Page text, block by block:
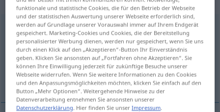
DVD-Brennerm
Übersicht aller Übersetzungen
(Für mehr Details die Übersetzung anklicken/antippen)
καυστήρας συσκευή εγγραφής
funktionale und statistische Cookies, die für den Betrieb der Webseite
und der statistischen Auswertung unserer Webseite erforderlich sind,
werden auf Grundlage unserer Vorauswahl immer auf Ihrem Endgerät
gespeichert. Marketing-Cookies und Cookies, die der Bereitstellung
personalisierter Werbung dienen, werden nur gespeichert, wenn Sie uns
durch einen Klick auf den „Akzeptieren“-Button Ihr Einverständnis
geben. Klicken Sie ansonsten auf „Fortfahren ohne Akzeptieren“. Sie
können Ihre Einwilligung jederzeit für zukünftige Besuche unserer
Webseite widerrufen. Wenn Sie weitere Informationen zu den Cookies
und den Anpassungsmöglichkeiten möchten, klicken Sie einfach auf den
Button „Mehr Optionen“. Weitergehende Hinweise zu der
Datenverarbeitung entnehmen Sie ansonsten unserer
Datenschutzerklärung. Hier finden Sie unserImpressum.